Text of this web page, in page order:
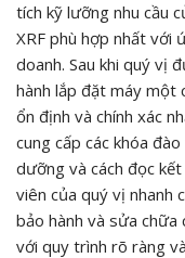
tích kỹ lưỡng nhu cầu
XRF phù hợp nhất với
doanh. Sau khi quý vị
hành lắp đặt máy một
ổn định và chính xác
cung cấp các khóa
dưỡng và cách đọc
viên của quý vị nhanh
bảo hành và sửa
với quy trình rõ ràng